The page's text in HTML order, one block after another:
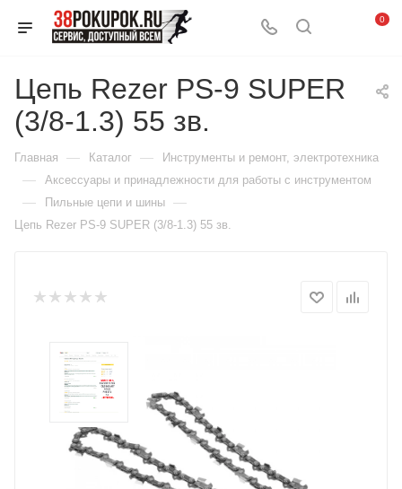
0
Цепь Rezer PS-9 SUPER
(3/8-1.3) 55 зв.
Главная — Каталог — Инструменты и ремонт, электротехника
— Аксессуары и принадлежности для работы с инструментом
— Пильные цепи и шины —
Цепь Rezer PS-9 SUPER (3/8-1.3) 55 зв.